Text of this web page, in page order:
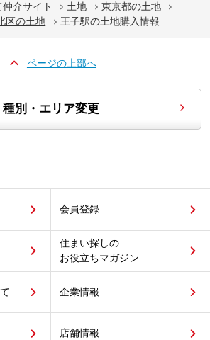
介サイト 土地
東京都の土地
区の土地 王子駅の土地購入情報
ページの上部へ
種別・エリア変更
会員登録
住まい探しの
お役立ちマガジン
企業情報
店舗情報